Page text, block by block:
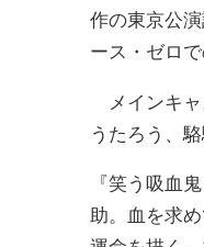
作の東京公
ース・ゼロで
メインキャ
うたろう、
『笑う吸血
助。血を求